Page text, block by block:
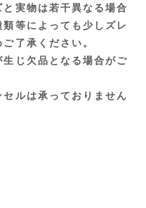
実物は若干異なる場合
等によっても少しズレ
了承ください。
生じ欠品となる場合がご
セルは承っておりません